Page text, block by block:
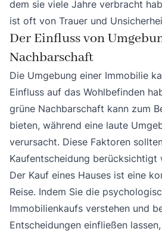
dem sie viele Jahre verbracht
ist oft von Trauer und
Der Einfluss von
Nachbarschaft
Die Umgebung einer Immobilie
Einfluss auf das Wohlbefinden
grüne Nachbarschaft kann zum
bieten, während eine laute
verursacht. Diese Faktoren
Kaufentscheidung berücksichtigt
Der Kauf eines Hauses ist eine
Reise. Indem Sie die
Immobilienkaufs verstehen und
Entscheidungen einfließen